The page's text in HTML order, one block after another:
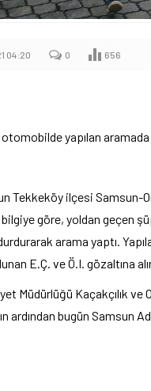
04:20 0 656
otomobilde yapılan
Tekkeköy ilçesi
göre, yoldan geçen
arama yaptı.
E.Ç. ve Ö.I. gözaltına
Müdürlüğü Kaçakçılık ve
ardından bugün Samsun